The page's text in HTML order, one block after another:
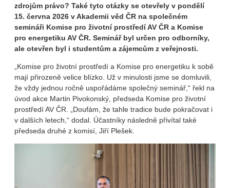
zdrojům právo? Také tyto otázky se otevřely v pondělí
15. června 2026 v Akademii věd ČR na společném
semináři Komise pro životní prostředí AV ČR a Komise
pro energetiku AV ČR. Seminář byl určen pro odborníky,
ale otevřen byl i studentům a zájemcům z veřejnosti.
„Komise pro životní prostředí a Komise pro energetiku k sobě
mají přirozeně velice blízko. Už v minulosti jsme se domluvili,
že vždy jednou ročně uspořádáme společný seminář,“ řekl na
úvod akce Martin Pivokonský, předseda Komise pro životní
prostředí AV ČR. „Doufám, že tahle tradice bude pokračovat i
v dalších letech,“ dodal. Účastníky následně přivítal také
předseda druhé z komisí, Jiří Plešek.